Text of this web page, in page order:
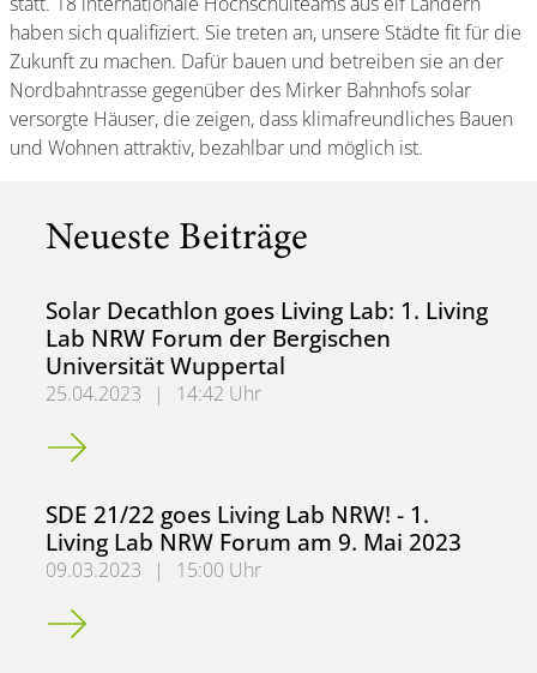
haben sich qualifiziert. Sie treten an, unsere Städte fit für die
Zukunft zu machen. Dafür bauen und betreiben sie an der
Nordbahntrasse gegenüber des Mirker Bahnhofs solar
versorgte Häuser, die zeigen, dass klimafreundliches Bauen
und Wohnen attraktiv, bezahlbar und möglich ist.
Neueste Beiträge
Solar Decathlon goes Living Lab: 1. Living
Lab NRW Forum der Bergischen
Universität Wuppertal
25.04.2023 |
14:42 Uhr
Solar Decathlon goes Living Lab: 1. Living Lab NRW
SDE 21/22 goes Living Lab NRW! - 1.
Living Lab NRW Forum am 9. Mai 2023
09.03.2023 |
15:00 Uhr
SDE 21/22 goes Living Lab NRW! - 1. Living Lab NRW